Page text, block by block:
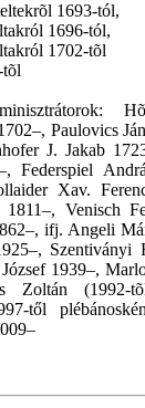
1693-tól,
1696-tól,
1702-tõl
Paulovics
J. Jakab
Federspiel
Xav.
Venisch
ifj. Angeli
Szentiványi
1939–,
Zoltán (1992-
től